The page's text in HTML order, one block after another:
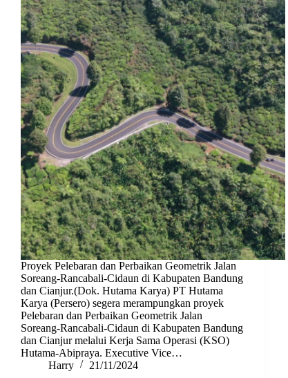
Proyek Pelebaran dan Perbaikan Geometrik Jalan
Soreang-Rancabali-Cidaun di Kabupaten Bandung
dan Cianjur.(Dok. Hutama Karya) PT Hutama
Karya (Persero) segera merampungkan proyek
Pelebaran dan Perbaikan Geometrik Jalan
Soreang-Rancabali-Cidaun di Kabupaten Bandung
dan Cianjur melalui Kerja Sama Operasi (KSO)
Hutama-Abipraya. Executive Vice…
Harry
21/11/2024